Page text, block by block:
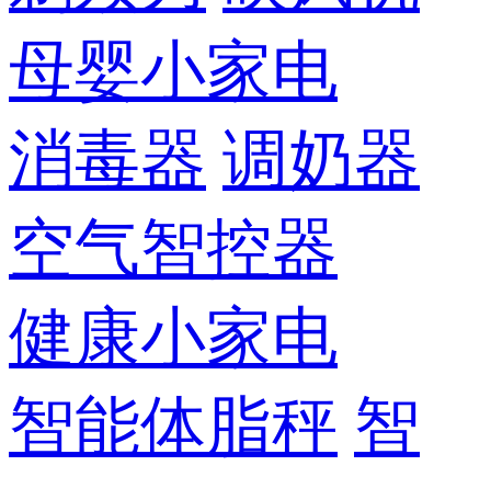
母婴小家电
消毒器 调奶器
空气智控器
健康小家电
智能体脂秤 智